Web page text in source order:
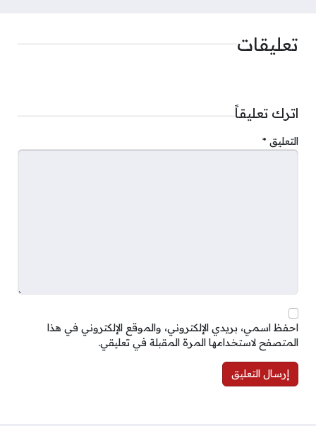
تعليقات
اترك تعليقاً
التعليق *
احفظ اسمي، بريدي الإلكتروني، والموقع الإلكتروني في هذا
المتصفح لاستخدامها المرة المقبلة في تعليقي.